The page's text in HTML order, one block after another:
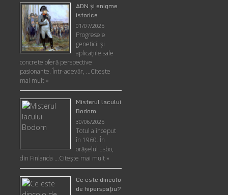
ADN şi enigme
istorice
01/07/2025
Progresele
geneticii şi
aplicaţiile sale
concrete oferă perspective
pasionante. Într-adevăr, …Citește
mai mult »
Misterul lacului
Bodom
30/06/2025
Totul a început
în 1960. În
orășelul Esbo,
din Finlanda …Citește mai mult »
Ce este dincolo
de hiperspaţiu?